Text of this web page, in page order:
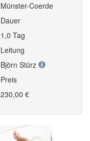
Münster-Coerde
Dauer
1,0 Tag
Leitung
Björn Stürz
Preis
230,00 €